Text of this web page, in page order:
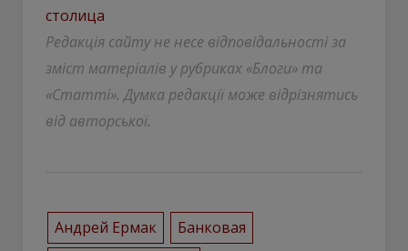
столица
Редакція сайту не несе відповідальності за
зміст матеріалів у рубриках «Блоги» та
«Статті». Думка редакції може відрізнятись
від авторської.
Андрей Ермак
Банковая